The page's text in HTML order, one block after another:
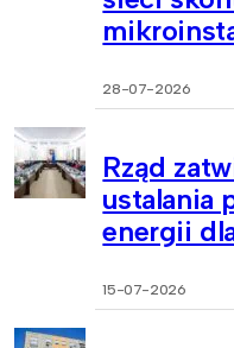
28-07-2026
Rząd
ustalania
energii
15-07-2026